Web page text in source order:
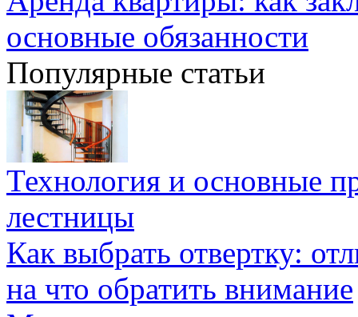
основные обязанности
Популярные статьи
Технология и основные
лестницы
Как выбрать отвертку:
на что обратить внимание